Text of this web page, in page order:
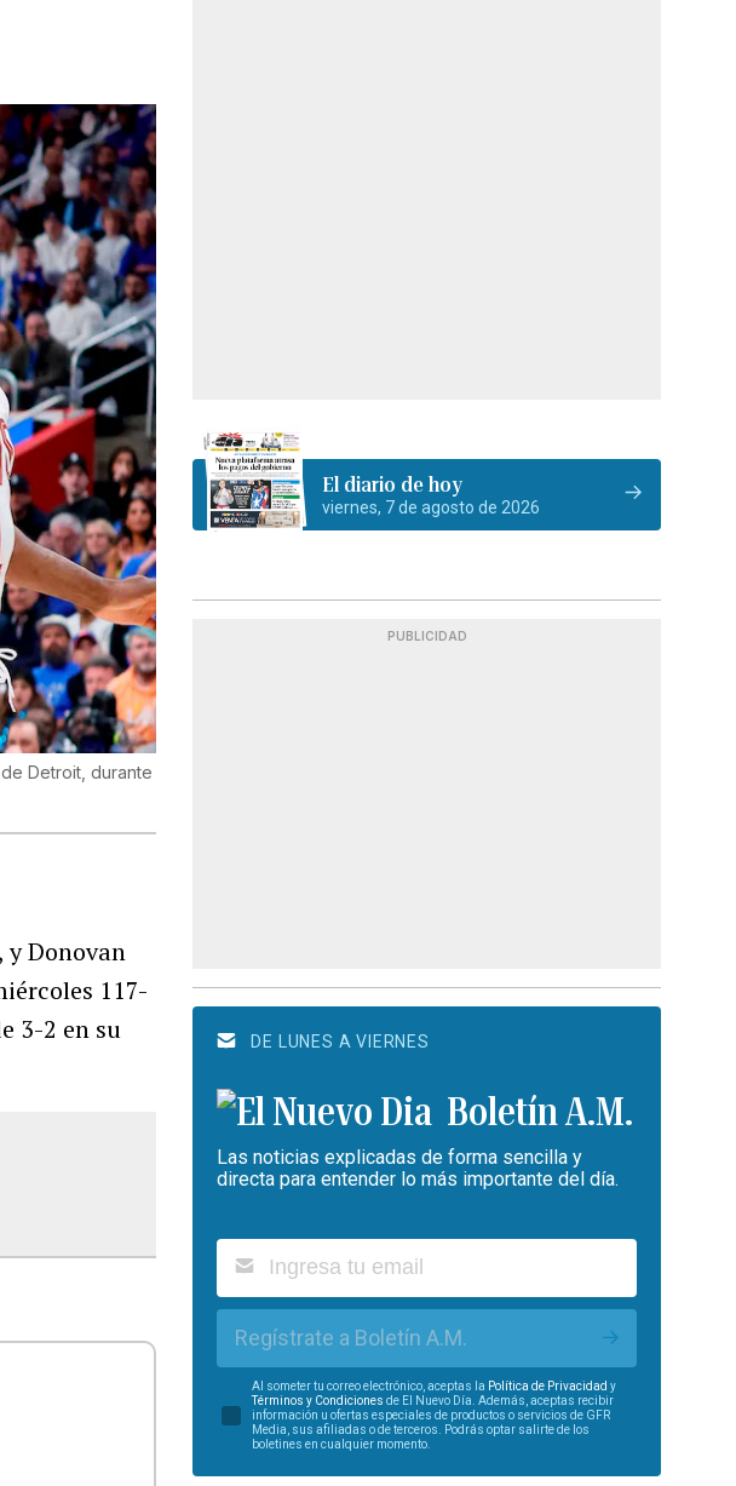
Detroit, durante
y Donovan
117-
3-2 en su
El diario de hoy
viernes, 7 de agosto de 2026
PUBLICIDAD
DE LUNES A VIERNES
Boletín A.M.
Las noticias explicadas de forma sencilla y
directa para entender lo más importante del día.
Regístrate a Boletín A.M.
Al someter tu correo electrónico, aceptas la Política de Privacidad y
Términos y Condiciones de El Nuevo Día. Además, aceptas recibir
información u ofertas especiales de productos o servicios de GFR
Media, sus afiliadas o de terceros. Podrás optar salirte de los
boletines en cualquier momento.